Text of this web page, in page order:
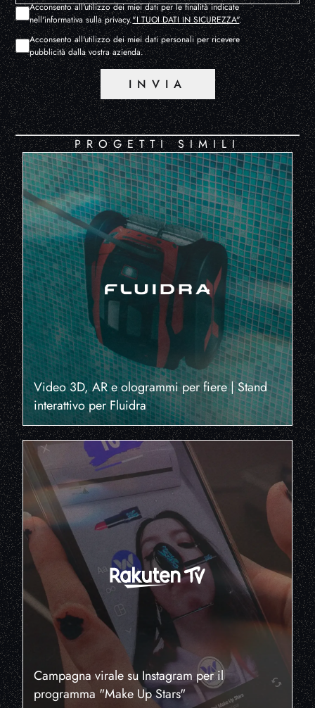
Acconsento all'utilizzo dei miei dati per le finalità indicate
nell'informativa sulla privacy."I TUOI DATI IN SICUREZZA".
Acconsento all'utilizzo dei miei dati personali per ricevere
pubblicità dalla vostra azienda.
INVIA
PROGETTI SIMILI
Video 3D, AR e ologrammi per fiere | Stand
interattivo per Fluidra
Campagna virale su Instagram per il
programma "Make Up Stars"